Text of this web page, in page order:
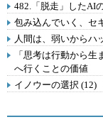
482.「脱走」したAI
包み込んでいく、セ
人間は、弱いからハ
「思考は行動から
へ行くことの価値
イノウーの選択